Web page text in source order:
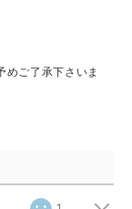
めご了承下さいま